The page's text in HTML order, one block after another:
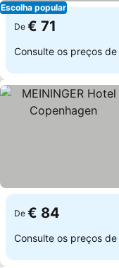
Escolha popular
De € 71
Consulte os preços de
De € 84
Consulte os preços de